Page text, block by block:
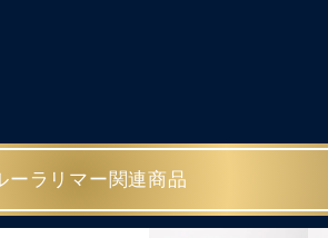
ーラリマー関連商品